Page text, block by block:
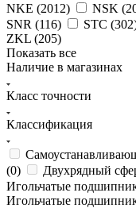
NKE (2012) NSK (
SNR (116) STC (302
ZKL (205)
Показать все
Наличие в магазинах
Класс точности
Классификация
(0) Двухрядный
Игольчатые
Игольчатые